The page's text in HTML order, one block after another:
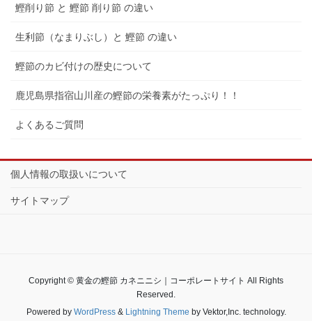
鰹削り節 と 鰹節 削り節 の違い
生利節（なまりぶし）と 鰹節 の違い
鰹節のカビ付けの歴史について
鹿児島県指宿山川産の鰹節の栄養素がたっぷり！！
よくあるご質問
個人情報の取扱いについて
サイトマップ
Copyright © 黄金の鰹節 カネニニシ｜コーポレートサイト All Rights
Reserved.
Powered by WordPress& Lightning Theme by Vektor,Inc. technology.